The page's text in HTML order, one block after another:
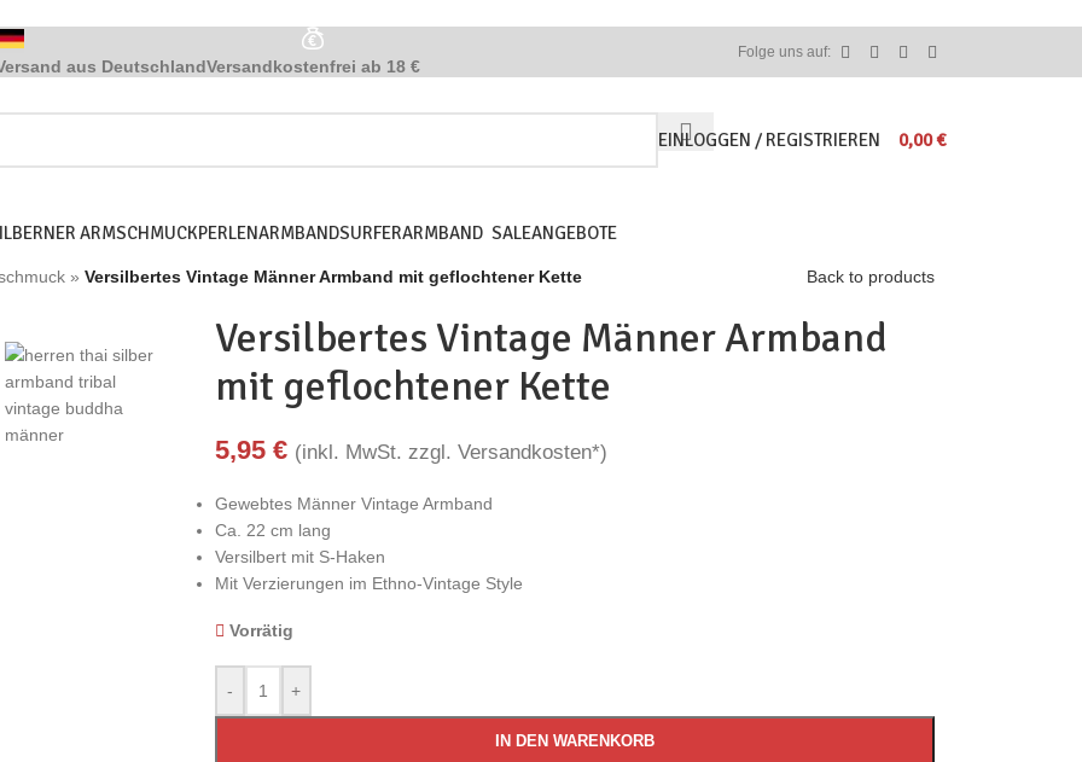
aus DeutschlandVersandkostenfrei ab 18 €
Folge uns auf:
EINLOGGEN / REGISTRIEREN 0,00€
ARMSCHMUCKPERLENARMBANDSURFERARMBAND SALEANGEBOTE
» Versilbertes Vintage Männer Armband mit geflochtener Kette Back to products
Versilbertes Vintage Männer Armband
mit geflochtener Kette
5,95 € (inkl. MwSt. zzgl. Versandkosten*)
Gewebtes Männer Vintage Armband
Ca. 22 cm lang
Versilbert mit S-Haken
Mit Verzierungen im Ethno-Vintage Style
Vorrätig
- +
IN DEN WARENKORB